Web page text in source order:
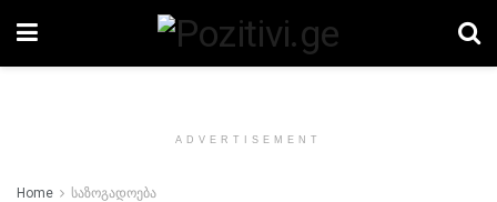
ADVERTISEMENT
Home საზოგადოება